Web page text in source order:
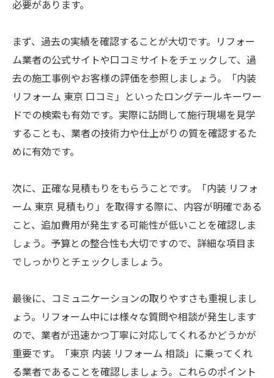
必要があります。
まず、過去の実績を確認することが大切です。リフォー
ム業者の公式サイトや口コミサイトをチェックして、過
去の施工事例やお客様の評価を参照しましょう。「内装
リフォーム 東京 口コミ」といったロングテールキーワー
ドでの検索も有効です。実際に訪問して施行現場を見学
することも、業者の技術力や仕上がりの質を確認するた
めに有効です。
次に、正確な見積もりをもらうことです。「内装 リフォ
ーム 東京 見積もり」を取得する際に、内容が明確である
こと、追加費用が発生する可能性が低いことを確認しま
しょう。予算との整合性も大切ですので、詳細な項目ま
でしっかりとチェックしましょう。
最後に、コミュニケーションの取りやすさも重視しまし
ょう。リフォーム中には様々な質問や相談が発生します
ので、業者が迅速かつ丁寧に対応してくれるかどうかが
重要です。「東京 内装 リフォーム 相談」に乗ってくれ
る業者であることを確認しましょう。これらのポイント